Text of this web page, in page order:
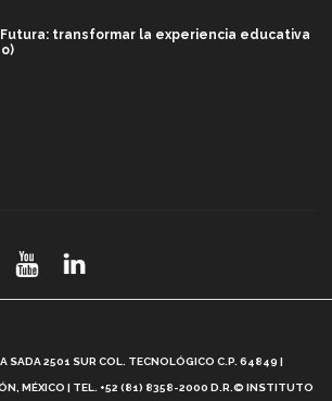
transformar la experiencia educativa
(video)
es el Modelo Educativo Tec? (video)
SADA 2501 SUR COL. TECNOLÓGICO C.P. 64849 |
MÉXICO | TEL. +52 (81) 8358-2000 D.R.© INSTITUTO